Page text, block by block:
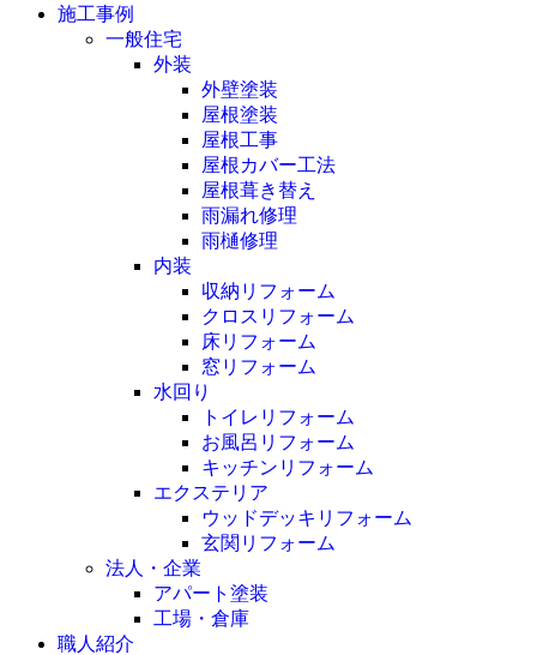
施工事例
一般住宅
外装
外壁塗装
屋根塗装
屋根工事
屋根カバー工法
屋根葺き替え
雨漏れ修理
雨樋修理
内装
収納リフォーム
クロスリフォーム
床リフォーム
窓リフォーム
水回り
トイレリフォーム
お風呂リフォーム
キッチンリフォーム
エクステリア
ウッドデッキリフォーム
玄関リフォーム
法人・企業
アパート塗装
工場・倉庫
職人紹介